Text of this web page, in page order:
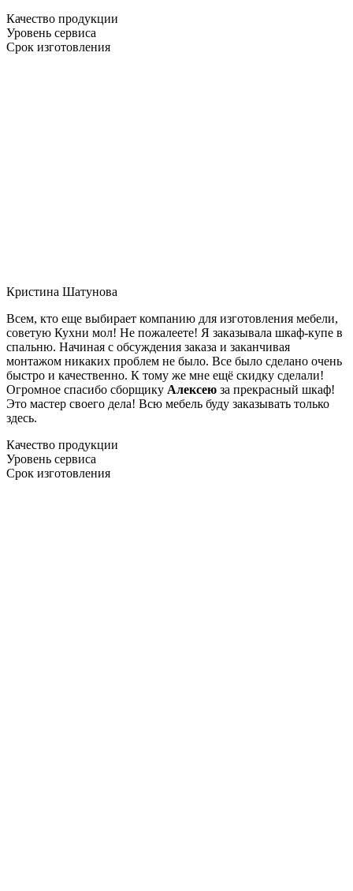
Качество продукции
Уровень сервиса
Срок изготовления
Кристина Шатунова
Всем, кто еще выбирает компанию для изготовления мебели,
советую Кухни мол! Не пожалеете! Я заказывала шкаф-купе в
спальню. Начиная с обсуждения заказа и заканчивая
монтажом никаких проблем не было. Все было сделано очень
быстро и качественно. К тому же мне ещё скидку сделали!
Огромное спасибо сборщику Алексею за прекрасный шкаф!
Это мастер своего дела! Всю мебель буду заказывать только
здесь.
Качество продукции
Уровень сервиса
Срок изготовления